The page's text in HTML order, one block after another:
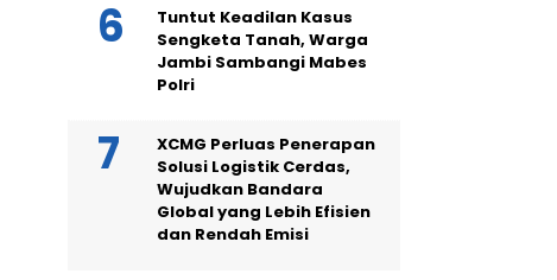
Tuntut Keadilan Kasus
Sengketa Tanah, Warga
Jambi Sambangi Mabes
Polri
XCMG Perluas Penerapan
Solusi Logistik Cerdas,
Wujudkan Bandara
Global yang Lebih Efisien
dan Rendah Emisi